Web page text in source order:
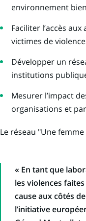
environnement
Faciliter l’accès
victimes de
Développer un
institutions
Mesurer l’impact
organisations et
Le réseau "Une
« En tant que
les violences
cause aux côtés
l’initiative